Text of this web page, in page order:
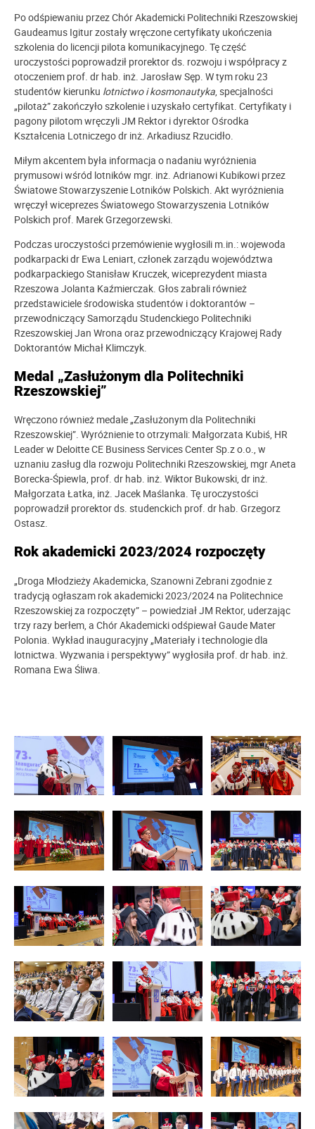
Po odśpiewaniu przez Chór Akademicki Politechniki Rzeszowskiej
Gaudeamus Igitur zostały wręczone certyfikaty ukończenia
szkolenia do licencji pilota komunikacyjnego. Tę część
uroczystości poprowadził prorektor ds. rozwoju i współpracy z
otoczeniem prof. dr hab. inż. Jarosław Sęp. W tym roku 23
studentów kierunku lotnictwo i kosmonautyka, specjalności
„pilotaż” zakończyło szkolenie i uzyskało certyfikat. Certyfikaty i
pagony pilotom wręczyli JM Rektor i dyrektor Ośrodka
Kształcenia Lotniczego dr inż. Arkadiusz Rzucidło.
Miłym akcentem była informacja o nadaniu wyróżnienia
prymusowi wśród lotników mgr. inż. Adrianowi Kubikowi przez
Światowe Stowarzyszenie Lotników Polskich. Akt wyróżnienia
wręczył wiceprezes Światowego Stowarzyszenia Lotników
Polskich prof. Marek Grzegorzewski.
Podczas uroczystości przemówienie wygłosili m.in.: wojewoda
podkarpacki dr Ewa Leniart, członek zarządu województwa
podkarpackiego Stanisław Kruczek, wiceprezydent miasta
Rzeszowa Jolanta Kaźmierczak. Głos zabrali również
przedstawiciele środowiska studentów i doktorantów –
przewodniczący Samorządu Studenckiego Politechniki
Rzeszowskiej Jan Wrona oraz przewodniczący Krajowej Rady
Doktorantów Michał Klimczyk.
Medal „Zasłużonym dla Politechniki
Rzeszowskiej”
Wręczono również medale „Zasłużonym dla Politechniki
Rzeszowskiej”. Wyróżnienie to otrzymali: Małgorzata Kubiś, HR
Leader w Deloitte CE Business Services Center Sp.z o.o., w
uznaniu zasług dla rozwoju Politechniki Rzeszowskiej, mgr Aneta
Borecka-Śpiewla, prof. dr hab. inż. Wiktor Bukowski, dr inż.
Małgorzata Łatka, inż. Jacek Maślanka. Tę uroczystości
poprowadził prorektor ds. studenckich prof. dr hab. Grzegorz
Ostasz.
Rok akademicki 2023/2024 rozpoczęty
„Droga Młodzieży Akademicka, Szanowni Zebrani zgodnie z
tradycją ogłaszam rok akademicki 2023/2024 na Politechnice
Rzeszowskiej za rozpoczęty” – powiedział JM Rektor, uderzając
trzy razy berłem, a Chór Akademicki odśpiewał Gaude Mater
Polonia. Wykład inauguracyjny „Materiały i technologie dla
lotnictwa. Wyzwania i perspektywy” wygłosiła prof. dr hab. inż.
Romana Ewa Śliwa.